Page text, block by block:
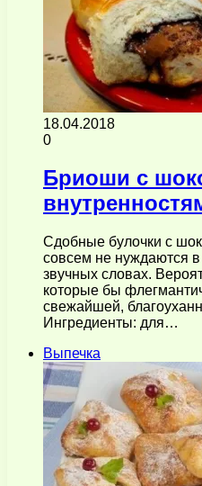
18.04.2018
0
Бриоши с
Сдобные булочки с
совсем не нуждаются
звучных словах.
которые бы
свежайшей,
Ингредиенты: для…
Выпечка